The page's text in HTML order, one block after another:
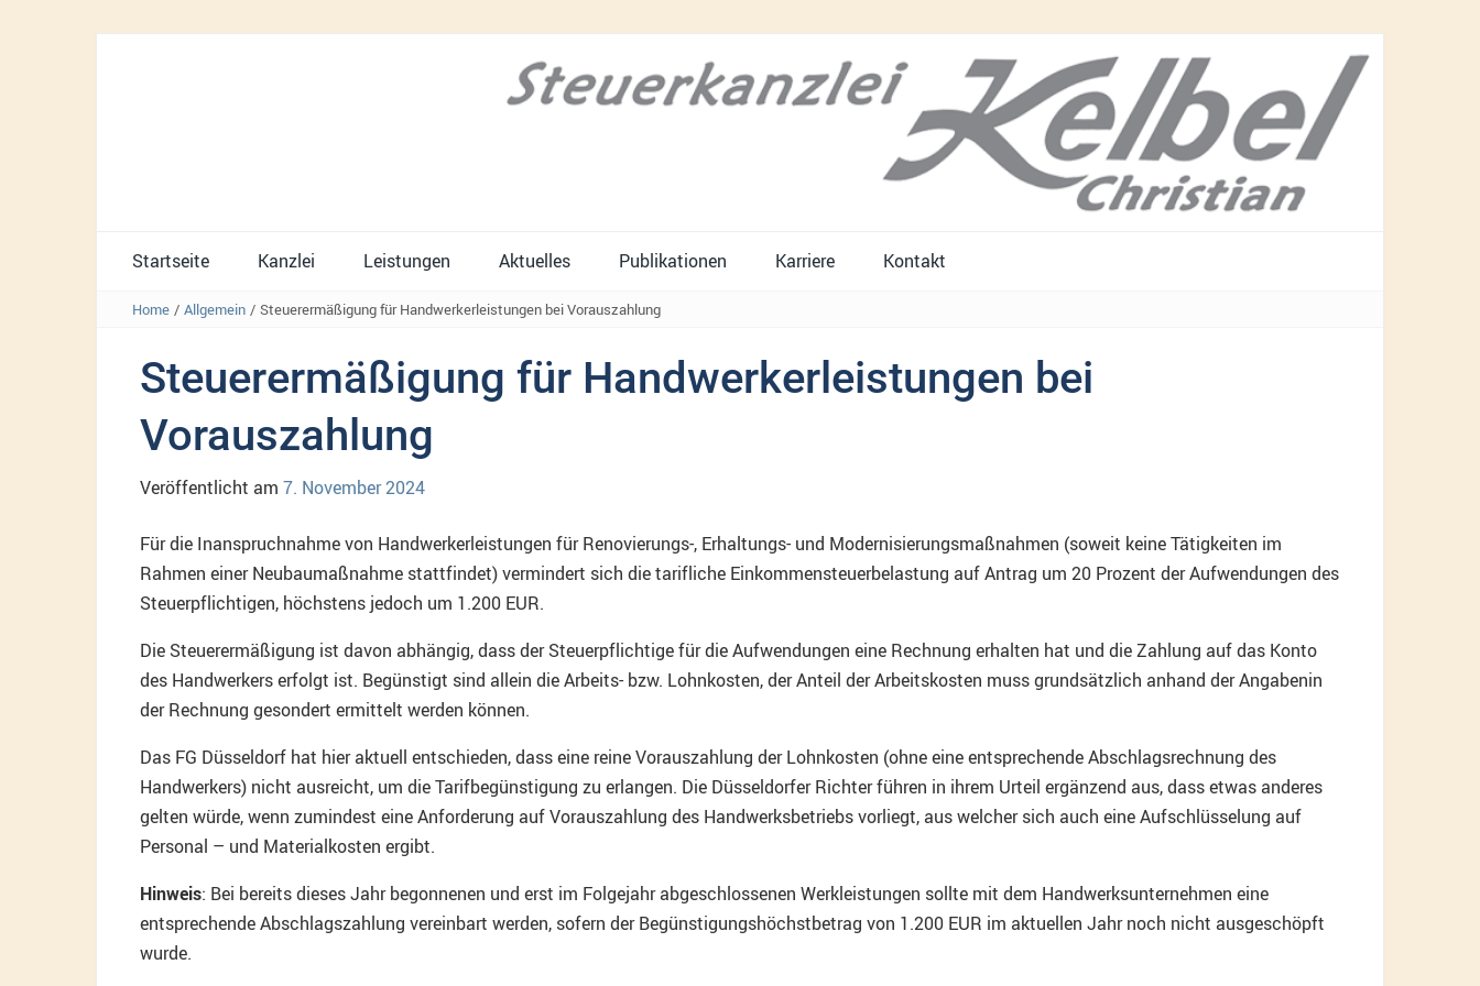
Startseite Kanzlei Leistungen Aktuelles Publikationen Karriere Kontakt
Home / Allgemein / Steuerermäßigung für Handwerkerleistungen bei Vorauszahlung
Steuerermäßigung für Handwerkerleistungen bei
Vorauszahlung
Veröffentlicht am 7. November 2024
Für die Inanspruchnahme von Handwerkerleistungen für Renovierungs-, Erhaltungs- und Modernisierungsmaßnahmen (soweit keine Tätigkeiten im
Rahmen einer Neubaumaßnahme stattfindet) vermindert sich die tarifliche Einkommensteuerbelastung auf Antrag um 20 Prozent der Aufwendungen des
Steuerpflichtigen, höchstens jedoch um 1.200 EUR.
Die Steuerermäßigung ist davon abhängig, dass der Steuerpflichtige für die Aufwendungen eine Rechnung erhalten hat und die Zahlung auf das Konto
des Handwerkers erfolgt ist. Begünstigt sind allein die Arbeits- bzw. Lohnkosten, der Anteil der Arbeitskosten muss grundsätzlich anhand der Angabenin
der Rechnung gesondert ermittelt werden können.
Das FG Düsseldorf hat hier aktuell entschieden, dass eine reine Vorauszahlung der Lohnkosten (ohne eine entsprechende Abschlagsrechnung des
Handwerkers) nicht ausreicht, um die Tarifbegünstigung zu erlangen. Die Düsseldorfer Richter führen in ihrem Urteil ergänzend aus, dass etwas anderes
gelten würde, wenn zumindest eine Anforderung auf Vorauszahlung des Handwerksbetriebs vorliegt, aus welcher sich auch eine Aufschlüsselung auf
Personal – und Materialkosten ergibt.
Hinweis: Bei bereits dieses Jahr begonnenen und erst im Folgejahr abgeschlossenen Werkleistungen sollte mit dem Handwerksunternehmen eine
entsprechende Abschlagszahlung vereinbart werden, sofern der Begünstigungshöchstbetrag von 1.200 EUR im aktuellen Jahr noch nicht ausgeschöpft
wurde.